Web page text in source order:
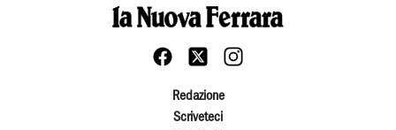
Redazione
Scriveteci